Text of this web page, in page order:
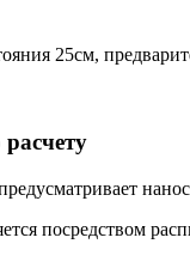
25см,
посредством